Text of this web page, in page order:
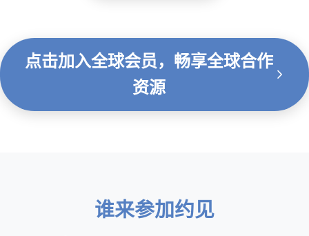
点击加入全球会员，畅享全球合作
资源
谁来参加约见